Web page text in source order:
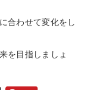
合わせて変化をし
を目指しましょ